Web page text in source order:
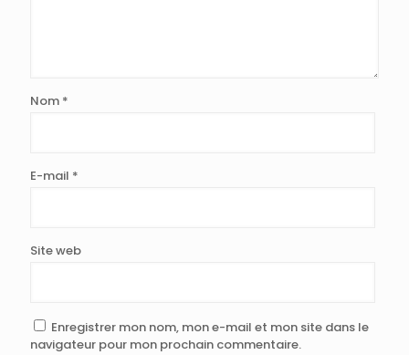
Nom *
E-mail *
Site web
Enregistrer mon nom, mon e-mail et mon site dans le
navigateur pour mon prochain commentaire.